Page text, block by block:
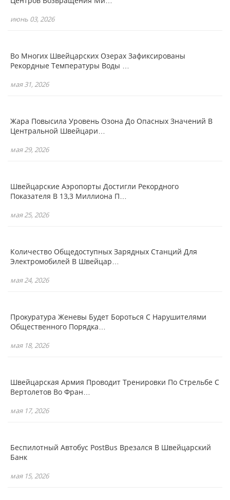
июнь 03, 2026
Во Многих Швейцарских Озерах Зафиксированы
Рекордные Температуры Воды …
мая 31, 2026
Жара Повысила Уровень Озона До Опасных Значений В
Центральной Швейцари…
мая 29, 2026
Швейцарские Аэропорты Достигли Рекордного
Показателя В 13,3 Миллиона П…
мая 25, 2026
Количество Общедоступных Зарядных Станций Для
Электромобилей В Швейцар…
мая 24, 2026
Прокуратура Женевы Будет Бороться С Нарушителями
Общественного Порядка…
мая 18, 2026
Швейцарская Армия Проводит Тренировки По Стрельбе С
Вертолетов Во Фран…
мая 17, 2026
Беспилотный Автобус PostBus Врезался В Швейцарский
Банк
мая 15, 2026